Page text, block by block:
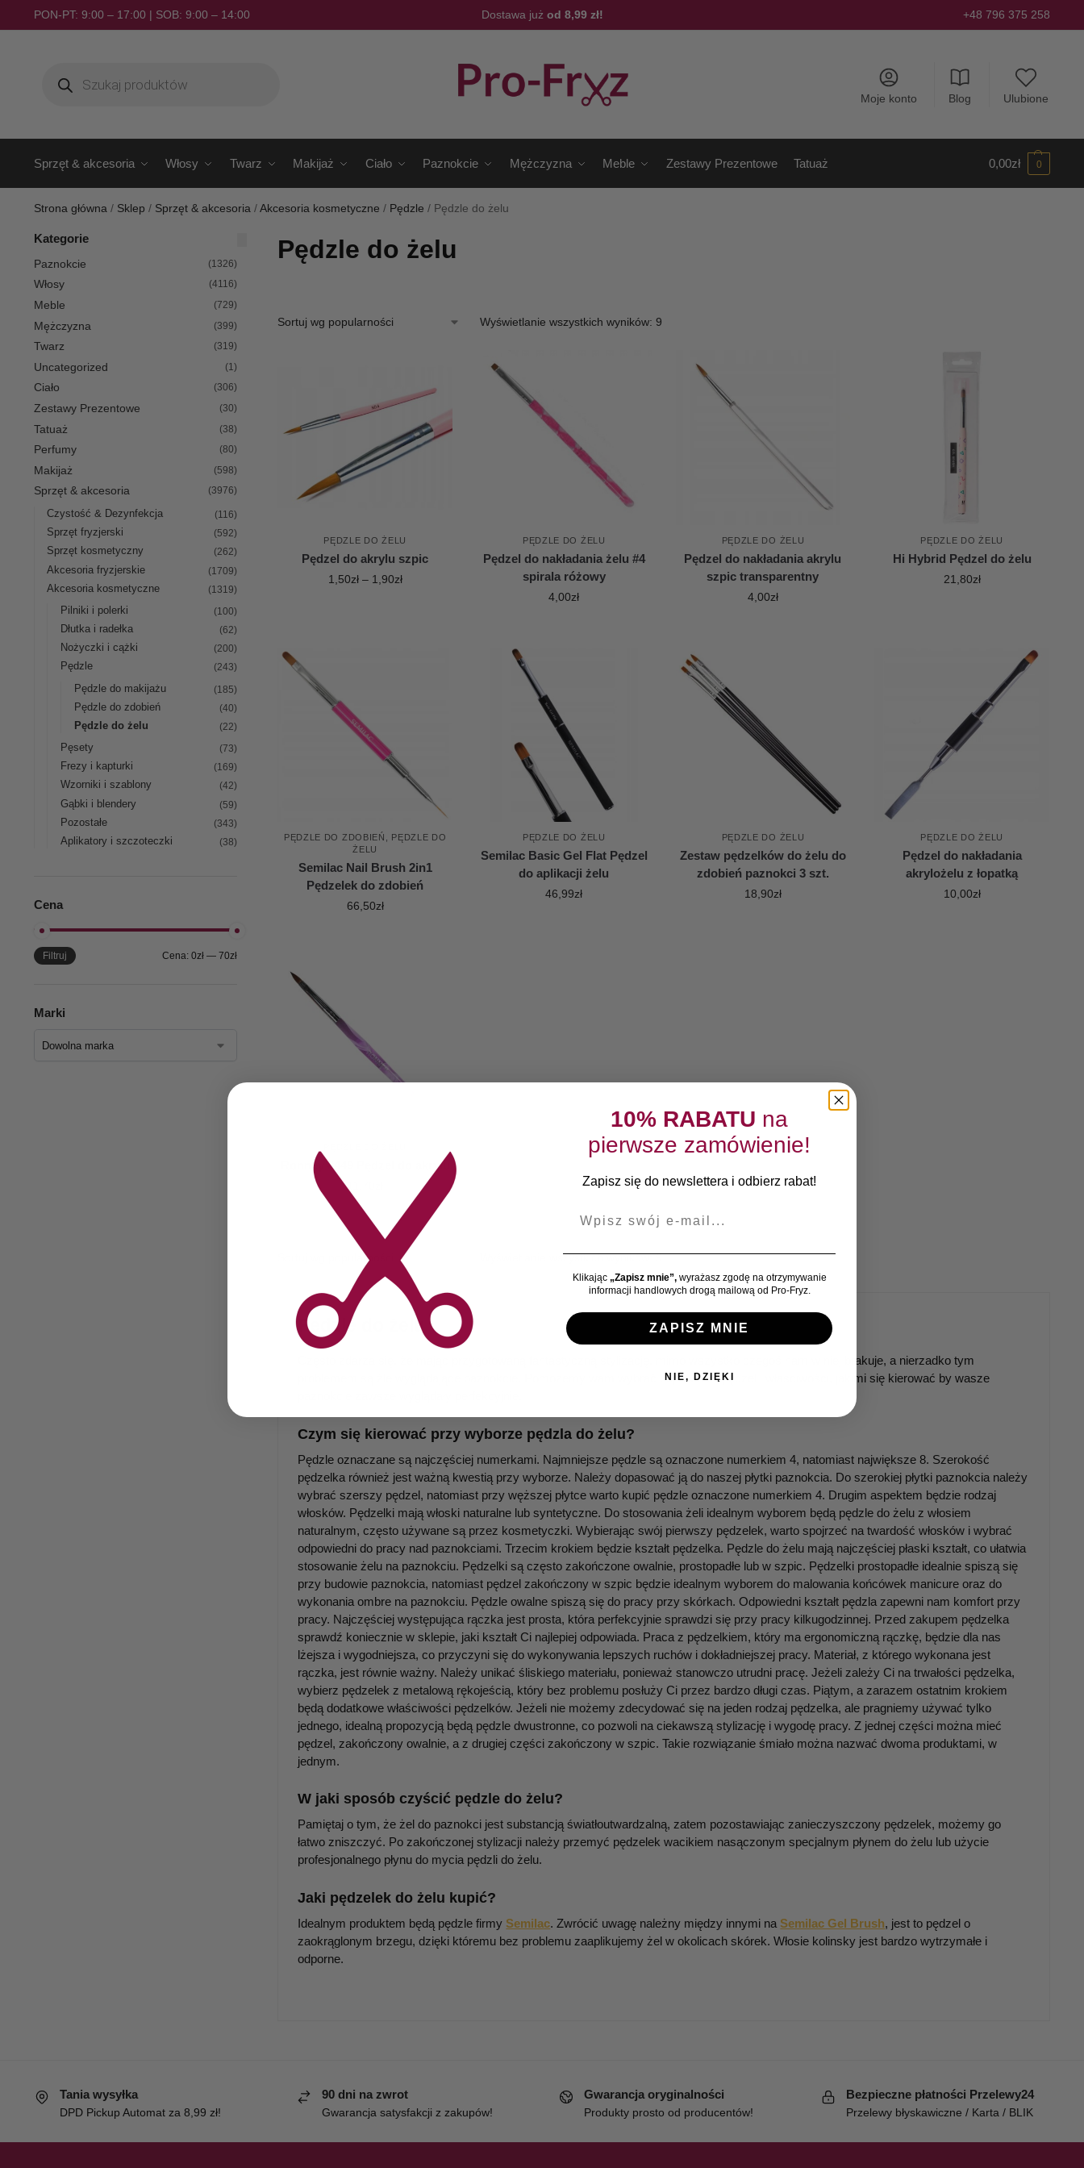
PON-PT: 9:00 – 17:00 | SOB: 9:00 – 14:00 Dostawa już od 8,99 zł! +48 796 375 258
Moje konto Blog Ulubione
Sprzęt & akcesoria Włosy Twarz Makijaż Ciało Paznokcie Mężczyzna Meble Zestawy Prezentowe Tatuaż 0,00zł 0
Strona główna/ Sklep / Sprzęt & akcesoria/ Akcesoria kosmetyczne / Pędzle / Pędzle do żelu
Pędzle do żelu
Wyświetlanie wszystkich wyników: 9
PĘDZLE DO ŻELU
Pędzel do akrylu szpic
1,50zł – 1,90zł
PĘDZLE DO ŻELU
Pędzel do nakładania żelu #4
spirala różowy
4,00zł
PĘDZLE DO ŻELU
Pędzel do nakładania akrylu
szpic transparentny
4,00zł
PĘDZLE DO ŻELU
Hi Hybrid Pędzel do żelu
21,80zł
PĘDZLE DO ZDOBIEŃ
PĘDZLE DO
ŻELU
Semilac Nail Brush 2in1
Pędzelek do zdobień
66,50zł
PĘDZLE DO ŻELU
Semilac Basic Gel Flat Pędzel
do aplikacji żelu
46,99zł
PĘDZLE DO ŻELU
Zestaw pędzelków do żelu do
zdobień paznokci 3 szt.
18,90zł
PĘDZLE DO ŻELU
Pędzel do nakładania
akrylożelu z łopatką
10,00zł
Ronney #449 Pędzel do akrylu
11,70
Wyświetlanie wszystkich wyników: 9
Pędzle do żelu
Często zdarza się, że mając przygotowaną fantastyczną stylizację, mimo wszystko czegoś nam w niej brakuje, a nierzadko tym
problemem są źle wyglądające paznokcie. Pomożemy wam wybrać odpowiedni pędzel i właściwości, jakimi się kierować by wasze
Czym się kierować przy wyborze pędzla do żelu?
Pędzle oznaczane są najczęściej numerkami. Najmniejsze pędzle są oznaczone numerkiem 4, natomiast największe 8. Szerokość
pędzelka również jest ważną kwestią przy wyborze. Należy dopasować ją do naszej płytki paznokcia. Do szerokiej płytki paznokcia należy
wybrać szerszy pędzel, natomiast przy węższej płytce warto kupić pędzle oznaczone numerkiem 4. Drugim aspektem będzie rodzaj
włosków. Pędzelki mają włoski naturalne lub syntetyczne. Do stosowania żeli idealnym wyborem będą pędzle do żelu z włosiem
naturalnym, często używane są przez kosmetyczki. Wybierając swój pierwszy pędzelek, warto spojrzeć na twardość włosków i wybrać
odpowiedni do pracy nad paznokciami. Trzecim krokiem będzie kształt pędzelka. Pędzle do żelu mają najczęściej płaski kształt, co ułatwia
stosowanie żelu na paznokciu. Pędzelki są często zakończone owalnie, prostopadłe lub w szpic. Pędzelki prostopadłe idealnie spiszą się
przy budowie paznokcia, natomiast pędzel zakończony w szpic będzie idealnym wyborem do malowania końcówek manicure oraz do
wykonania ombre na paznokciu. Pędzle owalne spiszą się do pracy przy skórkach. Odpowiedni kształt pędzla zapewni nam komfort przy
pracy. Najczęściej występująca rączka jest prosta, która perfekcyjnie sprawdzi się przy pracy kilkugodzinnej. Przed zakupem pędzelka
sprawdź koniecznie w sklepie, jaki kształt Ci najlepiej odpowiada. Praca z pędzelkiem, który ma ergonomiczną rączkę, będzie dla nas
lżejsza i wygodniejsza, co przyczyni się do wykonywania lepszych ruchów i dokładniejszej pracy. Materiał, z którego wykonana jest
rączka, jest równie ważny. Należy unikać śliskiego materiału, ponieważ stanowczo utrudni pracę. Jeżeli zależy Ci na trwałości pędzelka,
wybierz pędzelek z metalową rękojeścią, który bez problemu posłuży Ci przez bardzo długi czas. Piątym, a zarazem ostatnim krokiem
będą dodatkowe właściwości pędzelków. Jeżeli nie możemy zdecydować się na jeden rodzaj pędzelka, ale pragniemy używać tylko
jednego, idealną propozycją będą pędzle dwustronne, co pozwoli na ciekawszą stylizację i wygodę pracy. Z jednej części można mieć
pędzel, zakończony owalnie, a z drugiej części zakończony w szpic. Takie rozwiązanie śmiało można nazwać dwoma produktami, w
jednym.
W jaki sposób czyścić pędzle do żelu?
Pamiętaj o tym, że żel do paznokci jest substancją światłoutwardzalną, zatem pozostawiając zanieczyszczony pędzelek, możemy go
łatwo zniszczyć. Po zakończonej stylizacji należy przemyć pędzelek wacikiem nasączonym specjalnym płynem do żelu lub użycie
profesjonalnego płynu do mycia pędzli do żelu.
Jaki pędzelek do żelu kupić?
Idealnym produktem będą pędzle firmySemilac. Zwrócić uwagę należny między innymi naSemilac Gel Brush, jest to pędzel o
zaokrąglonym brzegu, dzięki któremu bez problemu zaaplikujemy żel w okolicach skórek. Włosie kolinsky jest bardzo wytrzymałe i
odporne.
Kategorie
Paznokcie (1326)
Włosy (4116)
Meble (729)
Mężczyzna (399)
Twarz (319)
Uncategorized (1)
Ciało (306)
Zestawy Prezentowe (30)
Tatuaż (38)
Perfumy (80)
Makijaż (598)
Sprzęt & akcesoria (3976)
Czystość & Dezynfekcja (116)
Sprzęt fryzjerski (592)
Sprzęt kosmetyczny (262)
Akcesoria fryzjerskie (1709)
Akcesoria kosmetyczne (1319)
Pilniki i polerki (100)
Dłutka i radełka (62)
Nożyczki i cążki (200)
Pędzle (243)
Pędzle do makijażu (185)
Pędzle do zdobień (40)
Pędzle do żelu (22)
Pęsety (73)
Frezy i kapturki (169)
Wzorniki i szablony (42)
Gąbki i blendery (59)
Pozostałe (343)
Aplikatory i szczoteczki (38)
Cena
Filtruj Cena: 0zł— 70zł
Marki
Tania wysyłka
DPD Pickup Automat za 8,99 zł!
90 dni na zwrot
Gwarancja satysfakcji z zakupów!
Gwarancja oryginalności
Produkty prosto od producentów!
Bezpieczne płatności Przelewy24
Przelewy błyskawiczne / Karta / BLIK
10% RABATU na
pierwsze zamówienie!
Zapisz się do newslettera i odbierz rabat!
Klikając „Zapisz mnie”,wyrażasz zgodę na otrzymywanie
informacji handlowych drogą mailową od Pro-Fryz.
ZAPISZ MNIE
NIE, DZIĘKI